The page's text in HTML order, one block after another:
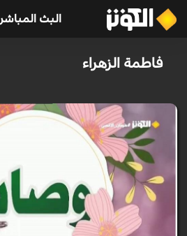
البث المباشر
فاطمة الزهراء